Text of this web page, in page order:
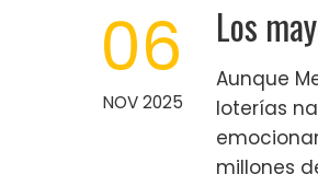
06
NOV 2025
Los
Aunque
loterías
millones